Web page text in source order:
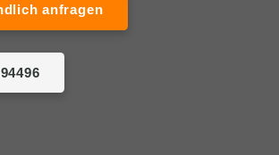
anfragen